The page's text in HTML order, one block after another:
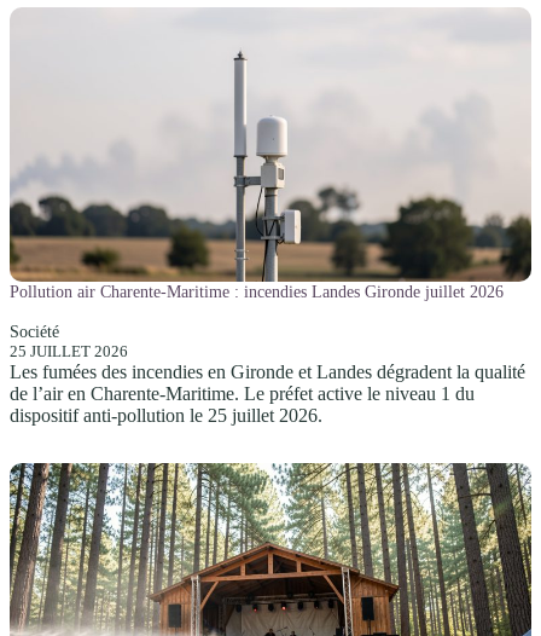
Pollution air Charente-Maritime : incendies Landes Gironde juillet 2026
Société
25 JUILLET 2026
Les fumées des incendies en Gironde et Landes dégradent la qualité
de l’air en Charente-Maritime. Le préfet active le niveau 1 du
dispositif anti-pollution le 25 juillet 2026.